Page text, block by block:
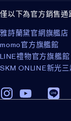
採可替換式眼影
勾勒．塑形．提
Mica, Titanium
77499),
Oxychloride (Ci
Carmine (Ci
77289),
Powder (Ci
Violet (Ci
(Ci 42090),
僅以下為官方銷售通
雅詩蘭黛官網旗艦店
momo官方旗艦館
LINE禮物官方旗艦館
SKM ONLINE新光